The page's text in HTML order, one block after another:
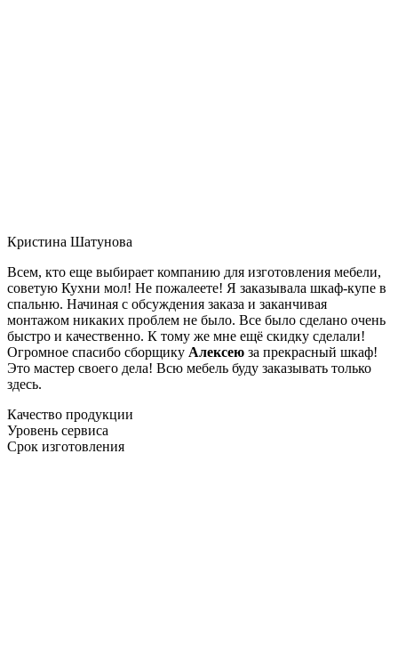
Кристина Шатунова
Всем, кто еще выбирает компанию для изготовления мебели,
советую Кухни мол! Не пожалеете! Я заказывала шкаф-купе в
спальню. Начиная с обсуждения заказа и заканчивая
монтажом никаких проблем не было. Все было сделано очень
быстро и качественно. К тому же мне ещё скидку сделали!
Огромное спасибо сборщику Алексею за прекрасный шкаф!
Это мастер своего дела! Всю мебель буду заказывать только
здесь.
Качество продукции
Уровень сервиса
Срок изготовления